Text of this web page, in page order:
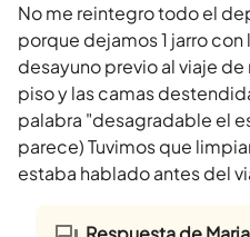
No me reintegro todo el
porque dejamos 1 jarro
desayuno previo al viaje
piso y las camas
palabra "desagradable el
parece) Tuvimos que
estaba hablado antes del